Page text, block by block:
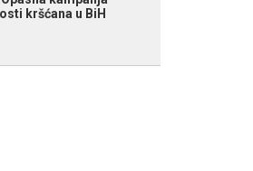
kršćana u BiH